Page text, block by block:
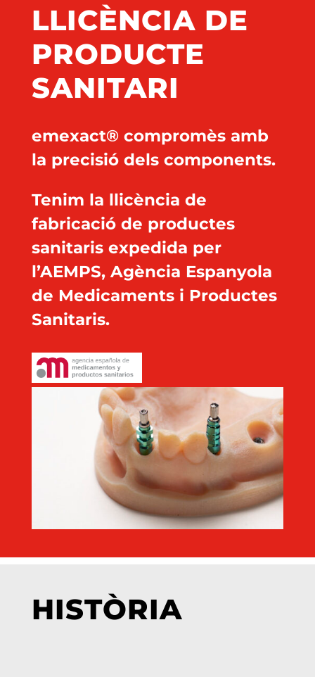
LLICÈNCIA DE
PRODUCTE
SANITARI
emexact® compromès amb
la precisió dels components.
Tenim la llicència de
fabricació de productes
sanitaris expedida per
l’AEMPS, Agència Espanyola
de Medicaments i Productes
Sanitaris.
HISTÒRIA